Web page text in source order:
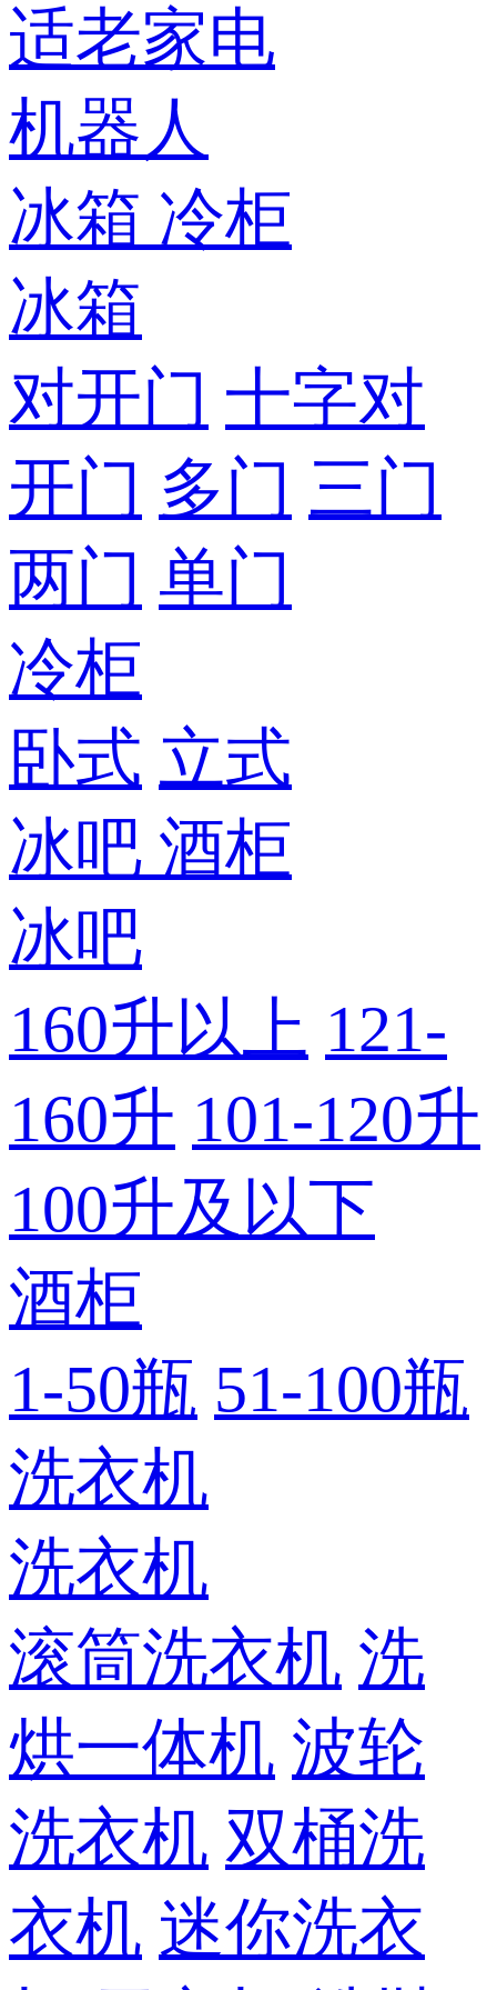
适老家电
机器人
冰箱 冷柜
冰箱
对开门 十字对
开门 多门 三门
两门 单门
冷柜
卧式 立式
冰吧 酒柜
冰吧
160升以上 121-
160升 101-120升
100升及以下
酒柜
1-50瓶 51-100瓶
洗衣机
洗衣机
滚筒洗衣机 洗
烘一体机 波轮
洗衣机 双桶洗
衣机 迷你洗衣